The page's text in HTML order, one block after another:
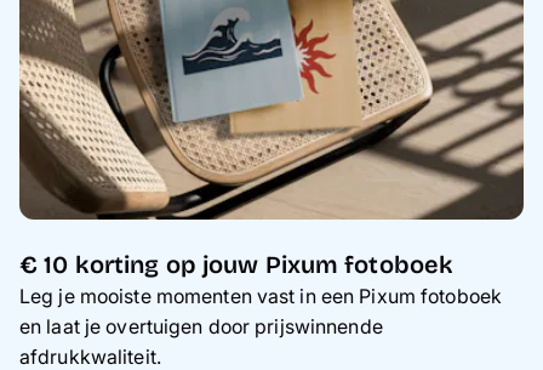
Thema's
Service
€ 10 korting op jouw Pixum fotoboek
Leg je mooiste momenten vast in een Pixum fotoboek
en laat je overtuigen door prijswinnende
afdrukkwaliteit.